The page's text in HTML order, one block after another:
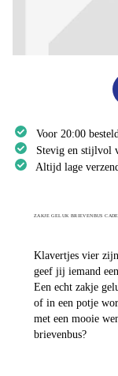
Voor 20:00
Stevig en stijlvol
Altijd lage
ZAKJE GELUK BRIEVENBUS
Klavertjes vier
geef jij iemand
Een echt zakje
of in een potje
met een mooie
brievenbus?